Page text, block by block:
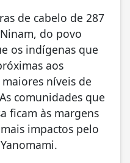
de cabelo de 287
do povo
os indígenas que
aos
níveis de
comunidades que
ficam às margens
impactos pelo